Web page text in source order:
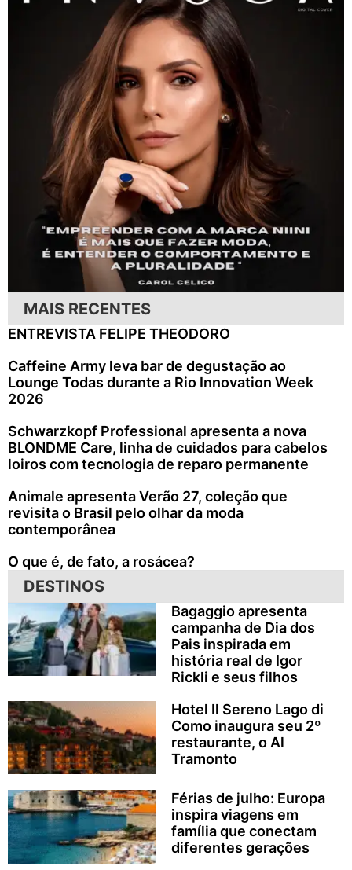
MAIS RECENTES
ENTREVISTA FELIPE THEODORO
Caffeine Army leva bar de degustação ao
Lounge Todas durante a Rio Innovation Week
2026
Schwarzkopf Professional apresenta a nova
BLONDME Care, linha de cuidados para cabelos
loiros com tecnologia de reparo permanente
Animale apresenta Verão 27, coleção que
revisita o Brasil pelo olhar da moda
contemporânea
O que é, de fato, a rosácea?
DESTINOS
Bagaggio apresenta
campanha de Dia dos
Pais inspirada em
história real de Igor
Rickli e seus filhos
Hotel Il Sereno Lago di
Como inaugura seu 2º
restaurante, o Al
Tramonto
Férias de julho: Europa
inspira viagens em
família que conectam
diferentes gerações